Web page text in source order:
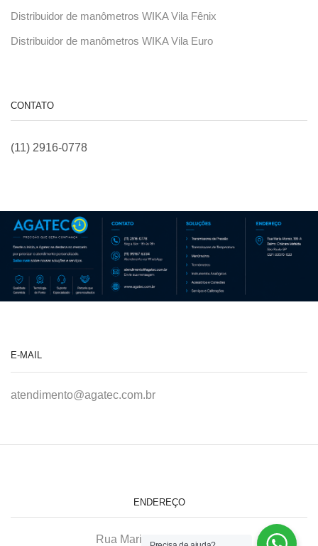
Distribuidor de manômetros WIKA Vila Fênix
Distribuidor de manômetros WIKA Vila Euro
CONTATO
(11) 2916-0778
E-MAIL
atendimento@agatec.com.br
ENDEREÇO
Rua Maria Afonso, 166-A